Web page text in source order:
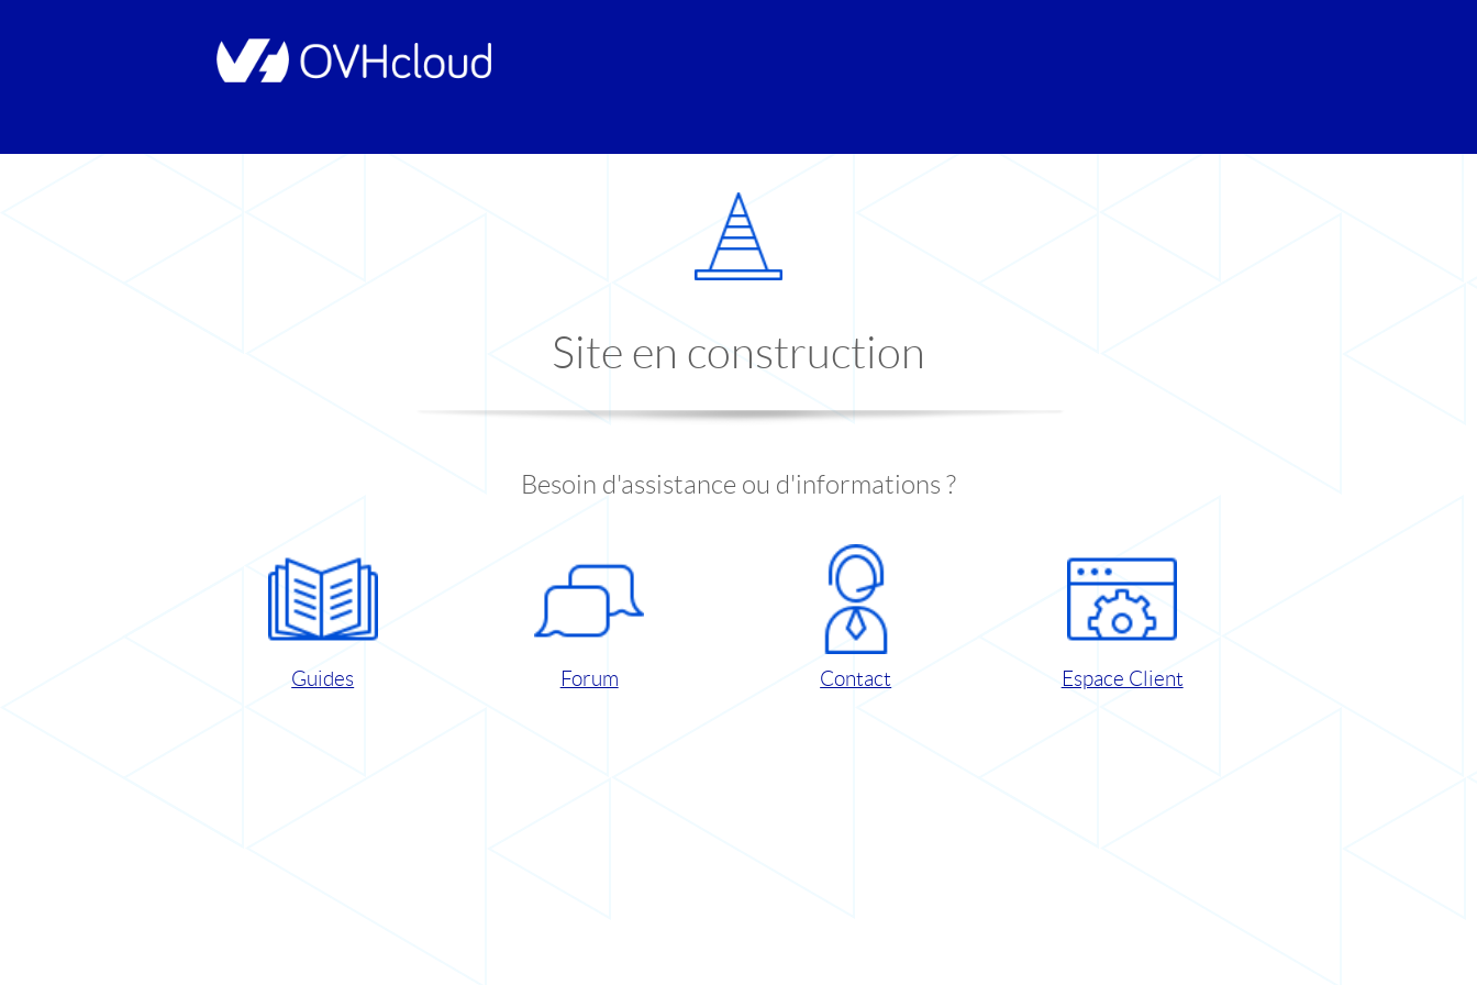
Site en construction
Besoin d'assistance ou d'informations ?
Guides Forum Contact Espace Client